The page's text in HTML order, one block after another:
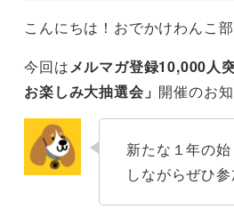
こんにちは！おでかけわんこ部
今回は メルマガ登録10,000人
お楽しみ大抽選会」 開催のお
新たな１年の
しながらぜひ